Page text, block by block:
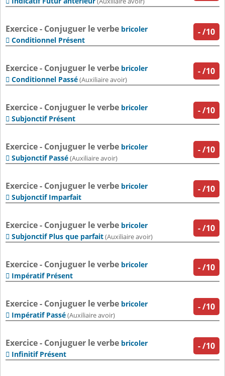
-/10
Exercice - Conjuguer le verbe bricoler
 Conditionnel Présent
-/10
Exercice - Conjuguer le verbe bricoler
 Conditionnel Passé(Auxiliaire avoir)
-/10
Exercice - Conjuguer le verbe bricoler
 Subjonctif Présent
-/10
Exercice - Conjuguer le verbe bricoler
 Subjonctif Passé(Auxiliaire avoir)
-/10
Exercice - Conjuguer le verbe bricoler
 Subjonctif Imparfait
-/10
Exercice - Conjuguer le verbe bricoler
 Subjonctif Plus que parfait(Auxiliaire avoir)
-/10
Exercice - Conjuguer le verbe bricoler
 Impératif Présent
-/10
Exercice - Conjuguer le verbe bricoler
 Impératif Passé(Auxiliaire avoir)
-/10
Exercice - Conjuguer le verbe bricoler
 Infinitif Présent